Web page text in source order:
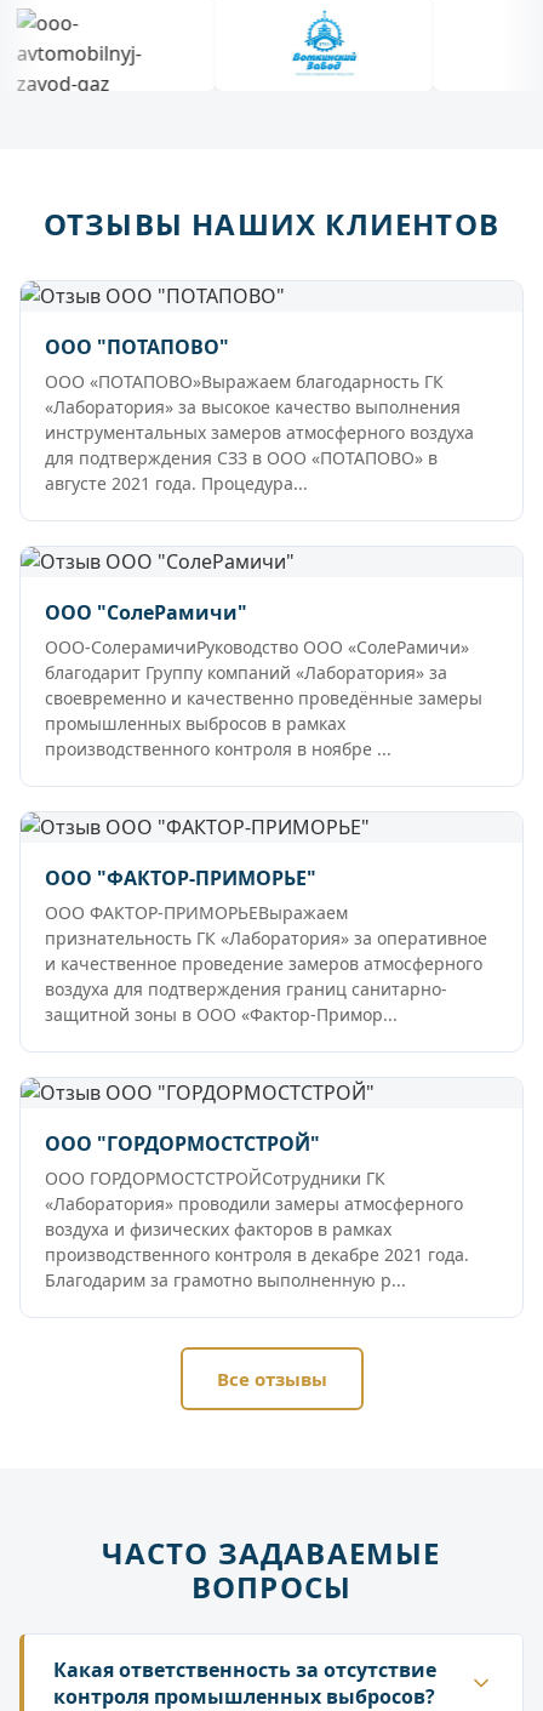
ОТЗЫВЫ НАШИХ КЛИЕНТОВ
ООО "ПОТАПОВО"
ООО «ПОТАПОВО»Выражаем благодарность ГК
«Лаборатория» за высокое качество выполнения
инструментальных замеров атмосферного воздуха
для подтверждения СЗЗ в ООО «ПОТАПОВО» в
августе 2021 года. Процедура...
ООО "СолеРамичи"
ООО-СолерамичиРуководство ООО «СолеРамичи»
благодарит Группу компаний «Лаборатория» за
своевременно и качественно проведённые замеры
промышленных выбросов в рамках
производственного контроля в ноябре ...
ООО "ФАКТОР-ПРИМОРЬЕ"
ООО ФАКТОР-ПРИМОРЬЕВыражаем
признательность ГК «Лаборатория» за оперативное
и качественное проведение замеров атмосферного
воздуха для подтверждения границ санитарно-
защитной зоны в ООО «Фактор-Примор...
ООО "ГОРДОРМОСТСТРОЙ"
ООО ГОРДОРМОСТСТРОЙСотрудники ГК
«Лаборатория» проводили замеры атмосферного
воздуха и физических факторов в рамках
производственного контроля в декабре 2021 года.
Благодарим за грамотно выполненную р...
Все отзывы
ЧАСТО ЗАДАВАЕМЫЕ
ВОПРОСЫ
Какая ответственность за отсутствие
контроля промышленных выбросов?